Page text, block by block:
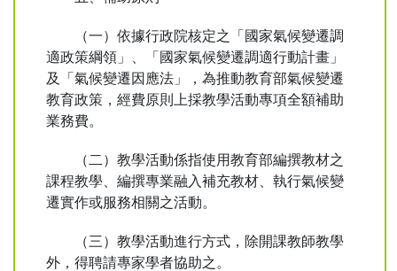
（一）依據行政院核定之「國家氣候變遷調
適政策綱領」、「國家氣候變遷調適行動計畫」
及「氣候變遷因應法」，為推動教育部氣候變遷
教育政策，經費原則上採教學活動專項全額補助
業務費。
（二）教學活動係指使用教育部編撰教材之
課程教學、編撰專業融入補充教材、執行氣候變
遷實作或服務相關之活動。
（三）教學活動進行方式，除開課教師教學
外，得聘請專家學者協助之。